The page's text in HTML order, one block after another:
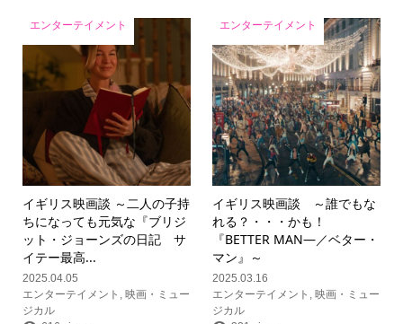
エンターテイメント
イギリス映画談 ～二人の子持
ちになっても元気な『ブリジ
ット・ジョーンズの日記 サ
イテー最高...
2025.04.05
エンターテイメント
映画・ミュー
ジカル
エンターテイメント
イギリス映画談 ～誰でもな
れる？・・・かも！
『BETTER MAN―／ベター・
マン』～
2025.03.16
エンターテイメント
,映画・ミュー
ジカル